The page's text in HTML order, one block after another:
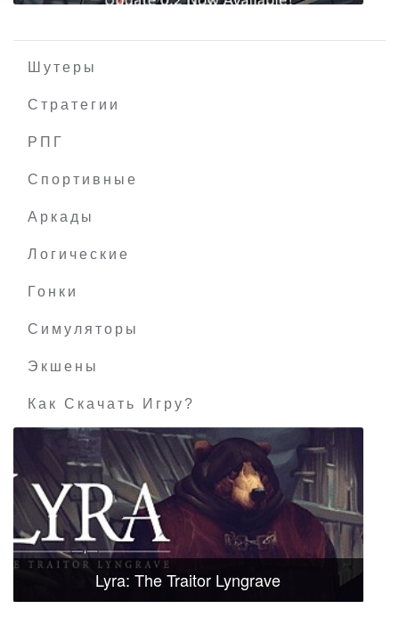
Шутеры
Стратегии
РПГ
Спортивные
Аркады
Логические
Гонки
Симуляторы
Экшены
Как Скачать Игру?
Lyra: The Traitor Lyngrave